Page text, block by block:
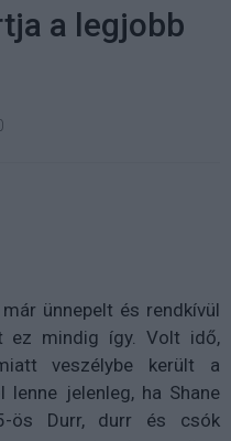
a legjobb
ünnepelt és rendkívül
ez mindig így. Volt idő,
veszélybe került a
jelenleg, ha Shane
ös Durr, durr és csók